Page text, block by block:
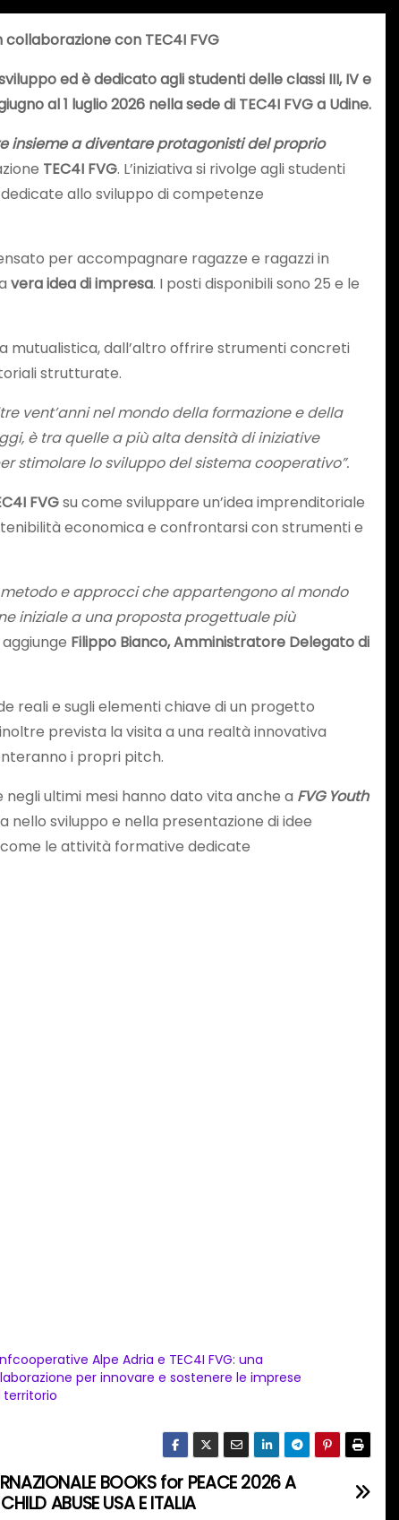
con TEC4I FVG
ed è dedicato agli studenti delle classi III, IV e
al 1 luglio 2026 nella sede di TEC4I FVG a Udine.
insieme a diventare protagonisti del proprio
TEC4I FVG. L’iniziativa si rivolge agli studenti
dedicate allo sviluppo di competenze
per accompagnare ragazze e ragazzi in
vera idea di impresa. I posti disponibili sono 25 e le
mutualistica, dall’altro offrire strumenti concreti
strutturate.
vent’anni nel mondo della formazione e della
è tra quelle a più alta densità di iniziative
stimolare lo sviluppo del sistema cooperativo”.
FVGsu come sviluppare un’idea imprenditoriale
economica e confrontarsi con strumenti e
e approcci che appartengono al mondo
iniziale a una proposta progettuale più
Filippo Bianco, Amministratore Delegatodi
reali e sugli elementi chiave di un progetto
prevista la visita a una realtà innovativa
i propri pitch.
negli ultimi mesi hanno dato vita anche a FVG Youth
nello sviluppo e nella presentazione di idee
le attività formative dedicate
Alpe Adria e TEC4I FVG: una
per innovare e sostenere le imprese
territorio
BOOKS for PEACE 2026 A
ABUSE USA E ITALIA